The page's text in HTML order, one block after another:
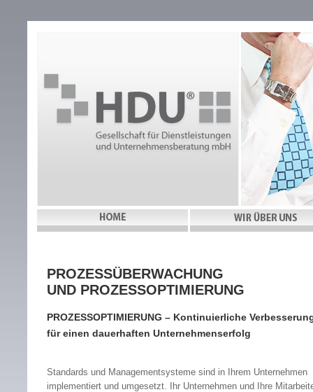
PROZESSÜBERWACHUNG
UND PROZESSOPTIMIERUNG
PROZESSOPTIMIERUNG – Kontinuierliche
für einen dauerhaften Unternehmenserfolg
Standards und Managementsysteme sind in Ihrem Unternehmen
implementiert und umgesetzt. Ihr Unternehmen und Ihre